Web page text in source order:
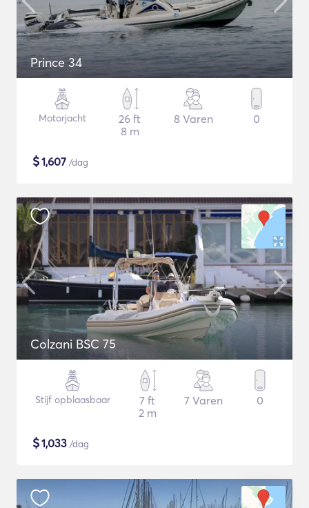
Prince 34
Motorjacht
26 ft
8 m
8 Varen 0
$1,607 /dag
Colzani BSC 75
Stijf opblaasbaar
7 ft
2 m
7 Varen 0
$1,033 /dag